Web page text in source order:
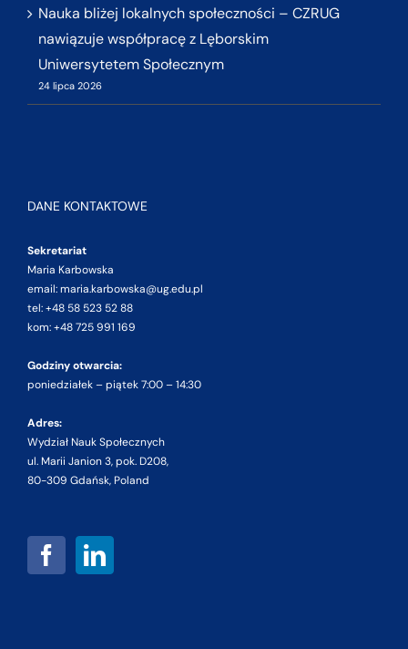
Nauka bliżej lokalnych społeczności – CZRUG
nawiązuje współpracę z Lęborskim
Uniwersytetem Społecznym
24 lipca 2026
DANE KONTAKTOWE
Sekretariat
Maria Karbowska
email: maria.karbowska@ug.edu.pl
tel: +48 58 523 52 88
kom: +48 725 991 169
Godziny otwarcia:
poniedziałek – piątek 7:00 – 14:30
Adres:
Wydział Nauk Społecznych
ul. Marii Janion 3, pok. D208,
80-309 Gdańsk, Poland